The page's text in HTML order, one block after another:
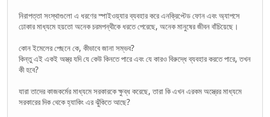
নিরাপত্তা সংস্থাগুলো এ ধরণের স্পাইওয়্যার ব্যবহার করে এনক্রিপ্টেড ফোন এবং অ্যাপসে
ঢোকার মাধ্যমে হয়তো অনেক চরমপন্থীকে ধরতে পেরেছে, অনেক মানুষের জীবন বাঁচিয়েছে।
কোন ইমেলের পেছনে কে, কীভাবে জানা সম্ভব?
কিন্তু এই একই অস্ত্র যদি যে কেউ কিনতে পারে এবং যে কারও বিরুদ্ধে ব্যবহার করতে পারে, তখন
কী হবে?
যারা তাদের কাজকর্মের মাধ্যমে সরকারকে ক্ষুব্ধ করেছে, তারা কি এখন এরকম অস্ত্রের মাধ্যমে
সরকারের দিক থেকে হ্যাকিং এর ঝুঁকিতে আছে?